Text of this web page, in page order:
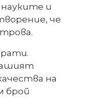
и
че
на
брой